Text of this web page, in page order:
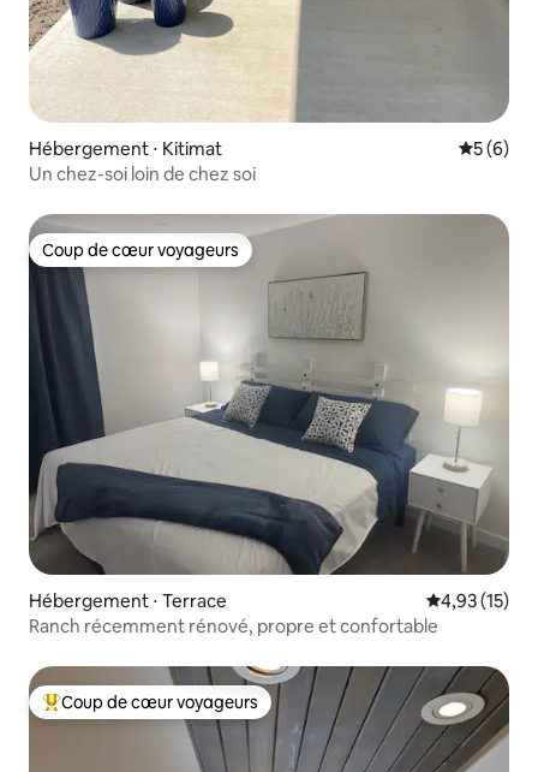
Hébergement ⋅ Kitimat
5 (6)
Un chez-soi loin de chez soi
Coup de cœur voyageurs
Coup de cœur voyageurs
Hébergement ⋅ Terrace Évaluation
4,93 (15)
Ranch récemment rénové, propre et confortable
Coups de cœur voyageurs les plus appréciés
Coup de cœur voyageurs